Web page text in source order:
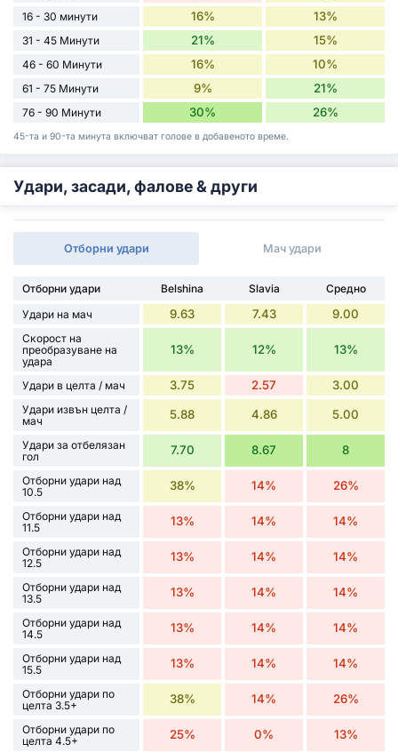
16 - 30 минути 16% 13%
31 - 45 Минути 21% 15%
46 - 60 Минути 16% 10%
61 - 75 Минути 9% 21%
76 - 90 Минути 30% 26%
45-та и 90-та минута включват голове в добавеното време.
Удари, засади, фалове & други
Отборни удари Мач удари
Отборни удари Belshina Slavia
Средно
Удари на мач
9.63 7.43 9.00
Скорост на
преобразуване на
удара
13% 12% 13%
Удари в целта / мач 3.75 2.57 3.00
Удари извън целта /
мач
5.88 4.86 5.00
Удари за отбелязан
гол
7.70 8.67 8
Отборни удари над
10.5
38% 14% 26%
Отборни удари над
11.5
13% 14% 14%
Отборни удари над
12.5
13% 14% 14%
Отборни удари над
13.5
13% 14% 14%
Отборни удари над
14.5
13% 14% 14%
Отборни удари над
15.5
13% 14% 14%
Отборни удари по
целта 3.5+
38% 14% 26%
Отборни удари по
целта 4.5+
25% 0% 13%